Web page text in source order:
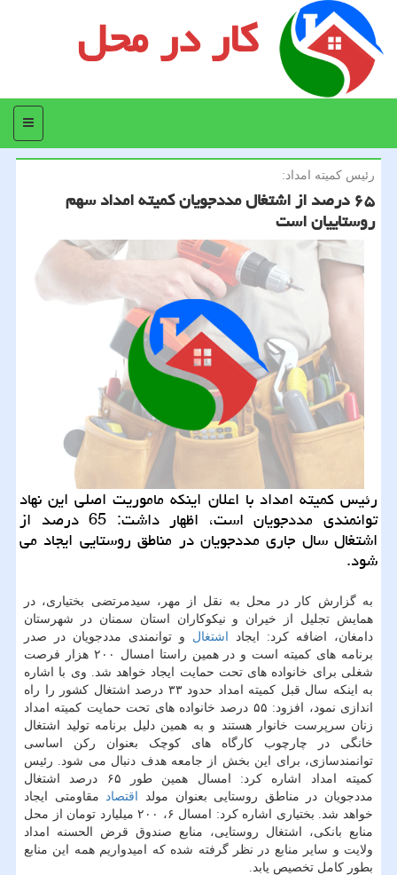
کار در محل
منو
رئیس كمیته امداد:
۶۵ درصد از اشتغال مددجویان كمیته امداد سهم
روستاییان است
رئیس كمیته امداد با اعلان اینكه ماموریت اصلی این نهاد
توانمندی مددجویان است، اظهار داشت: 65 درصد از
اشتغال سال جاری مددجویان در مناطق روستایی ایجاد می
شود.
به گزارش کار در محل به نقل از مهر، سیدمرتضی بختیاری، در
همایش تجلیل از خیران و نیکوکاران استان سمنان در شهرستان
دامغان، اضافه کرد: ایجاد اشتغال و توانمندی مددجویان در صدر
برنامه های کمیته است و در همین راستا امسال ۲۰۰ هزار فرصت
شغلی برای خانواده های تحت حمایت ایجاد خواهد شد. وی با اشاره
به اینکه سال قبل کمیته امداد حدود ۳۳ درصد اشتغال کشور را راه
اندازی نمود، افزود: ۵۵ درصد خانواده های تحت حمایت کمیته امداد
زنان سرپرست خانوار هستند و به همین دلیل برنامه تولید اشتغال
خانگی در چارچوب کارگاه های کوچک بعنوان رکن اساسی
توانمندسازی، برای این بخش از جامعه هدف دنبال می شود. رئیس
کمیته امداد اشاره کرد: امسال همین طور ۶۵ درصد اشتغال
مددجویان در مناطق روستایی بعنوان مولد اقتصاد
مقاومتی ایجاد
خواهد شد. بختیاری اشاره کرد: امسال ۶، ۲۰۰ میلیارد تومان از محل
منابع بانکی، اشتغال روستایی، منابع صندوق قرض الحسنه امداد
ولایت و سایر منابع در نظر گرفته شده که امیدواریم همه این منابع
بطور کامل تخصیص یابد.